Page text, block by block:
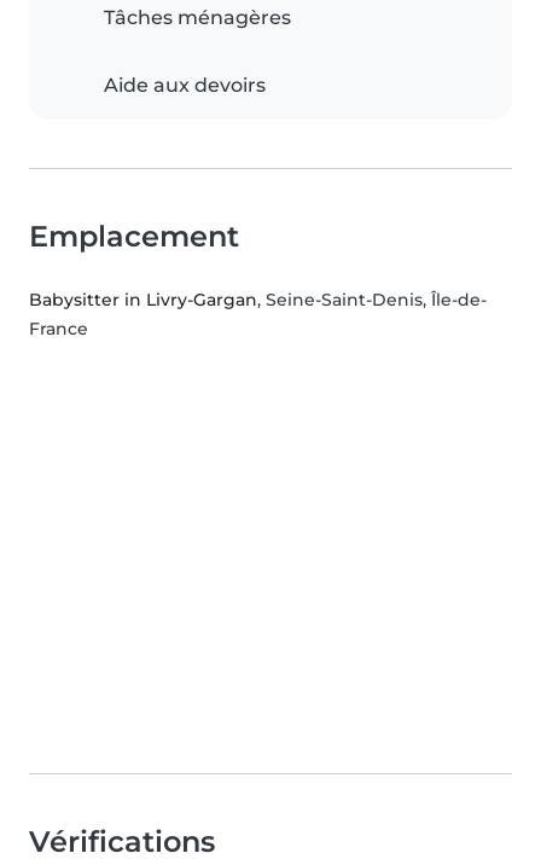
Tâches ménagères
Aide aux devoirs
Emplacement
Babysitter in Livry-Gargan, Seine-Saint-Denis, Île-de-
France
Vérifications